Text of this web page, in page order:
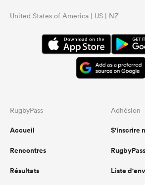
United States of America | US | NZ
RugbyPass
Accueil
Rencontres
Résultats
Adhésion
S'inscrire
Liste